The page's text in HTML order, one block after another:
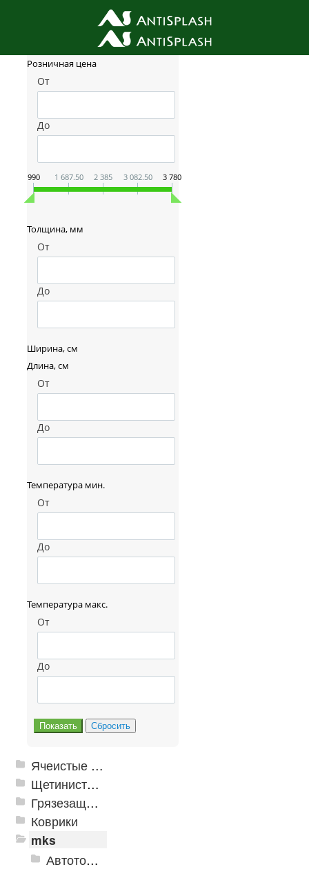
Фильтр товаров
Розничная цена
От
До
990 1 687.50 2 385 3 082.50 3 780
Толщина, мм
От
До
Ширина, см
Длина, см
От
До
Температура мин.
От
До
Температура макс.
От
До
Ячеистые грязезащитные покрытия
Щетинистые покрытия
Грязезащитные, влаговпитывающие покрытия
Коврики
mks
Автотовары